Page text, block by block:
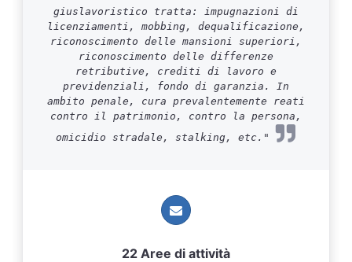
giuslavoristico tratta: impugnazioni di
licenziamenti, mobbing, dequalificazione,
riconoscimento delle mansioni superiori,
riconoscimento delle differenze
retributive, crediti di lavoro e
previdenziali, fondo di garanzia. In
ambito penale, cura prevalentemente reati
contro il patrimonio, contro la persona,
omicidio stradale, stalking, etc."
22 Aree di attività